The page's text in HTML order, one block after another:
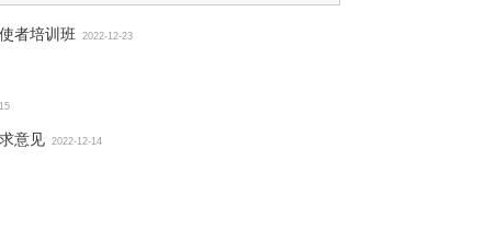
者培训班 2022-12-23
意见 2022-12-14